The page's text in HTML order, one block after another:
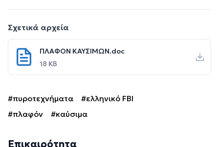
Σχετικά αρχεία
ΠΛΑΦΟΝ ΚΑΥΣΙΜΩΝ.doc
18 KB
#πυροτεχνήματα
#ελληνικό FBI
#πλαφόν
#καύσιμα
Επικαιρότητα